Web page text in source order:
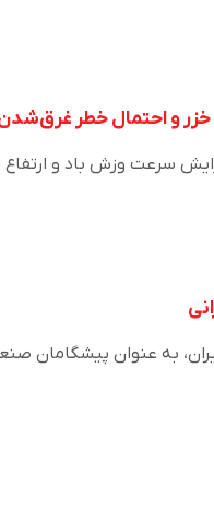
خزر و احتمال خطر
سرعت وزش باد و ارتفاع
به عنوان پیشگامان